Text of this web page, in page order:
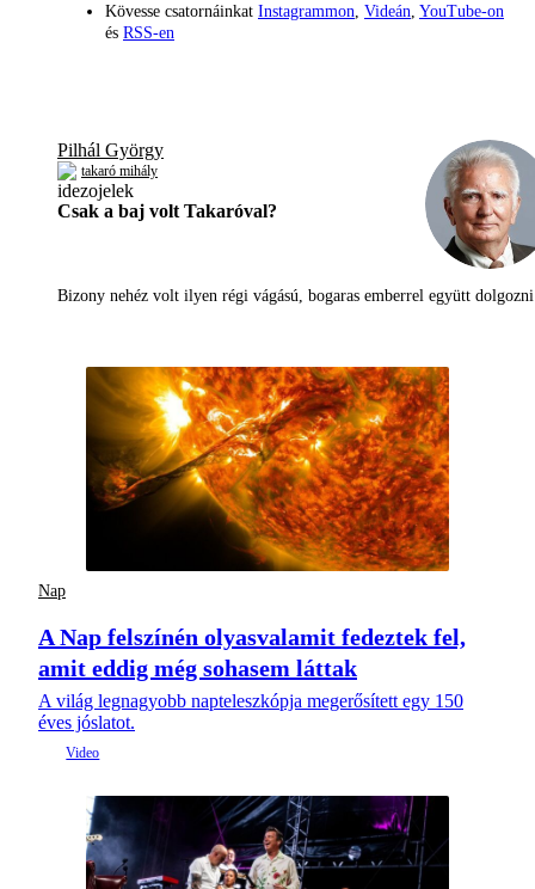
Kövesse csatornáinkat Instagrammon Videán YouTube-on
és RSS-en
Pilhál György
takaró mihály
Csak a baj volt Takaróval?
Bizony nehéz volt ilyen régi vágású, bogaras emberrel együtt
Nap
A Nap felszínén olyasvalamit fedeztek fel,
amit eddig még sohasem láttak
A világ legnagyobb napteleszkópja megerősített egy 150
éves jóslatot.